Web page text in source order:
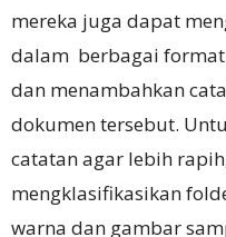
mereka juga dapat
dalam berbagai format
dan menambahkan
dokumen tersebut.
catatan agar lebih
mengklasifikasikan
warna dan gambar